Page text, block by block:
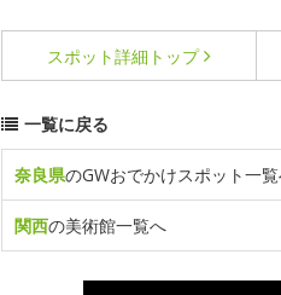
スポット詳細 トップ
一覧に戻る
奈良県のGWおでかけスポット一
関西の美術館一覧へ